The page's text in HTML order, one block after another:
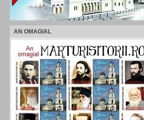
AN OMAGIAL